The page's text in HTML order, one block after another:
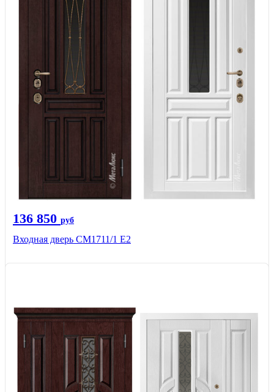
136 850 руб
Входная дверь CМ1711/1 Е2